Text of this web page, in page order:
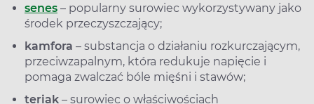
senes – popularny surowiec wykorzystywany jako
środek przeczyszczający;
kamfora – substancja o działaniu rozkurczającym,
przeciwzapalnym, która redukuje napięcie i
pomaga zwalczać bóle mięśni i stawów;
teriak – surowiec o właściwościach